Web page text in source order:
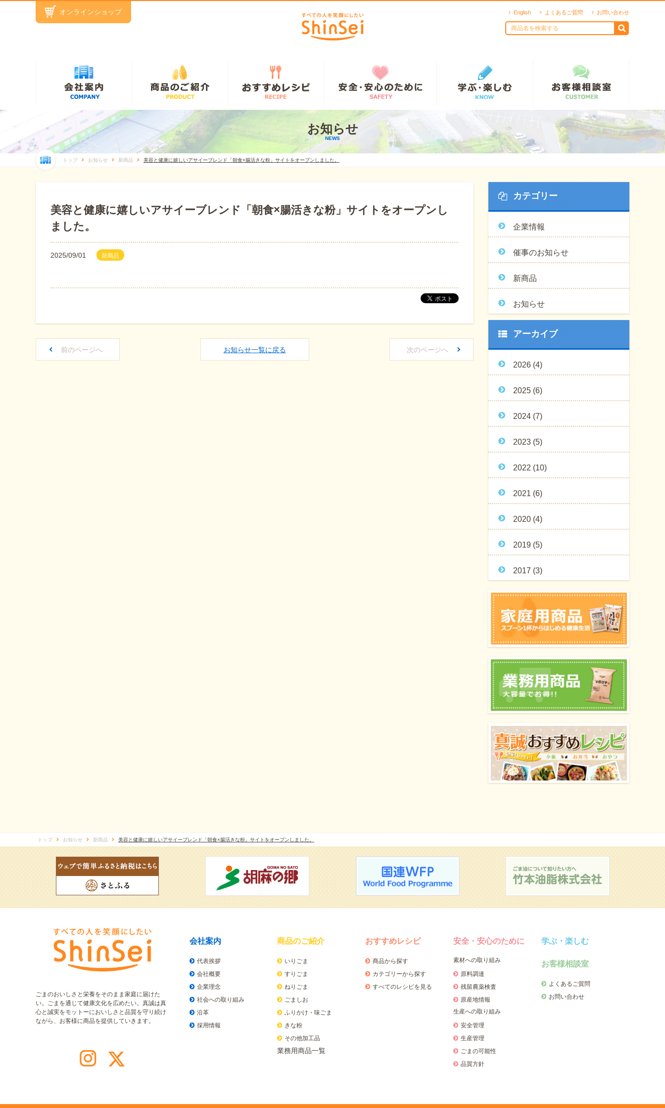
お問い合わせ
よくあるご質問
English
オンラインショップ
お知らせ
NEWS
トップ お知らせ 新商品 美容と健康に嬉しいアサイーブレンド「朝食×腸活きな粉」サイトをオープンしました。
美容と健康に嬉しいアサイーブレンド「朝食×腸活きな粉」サイトをオープンし
ました。
2025/09/01 新商品
前のページへ お知らせ一覧に戻る 次のページへ
カテゴリー
企業情報
催事のお知らせ
新商品
お知らせ
アーカイブ
2026 (4)
2025 (6)
2024 (7)
2023 (5)
2022 (10)
2021 (6)
2020 (4)
2019 (5)
2017 (3)
トップ お知らせ 新商品 美容と健康に嬉しいアサイーブレンド「朝食×腸活きな粉」サイトをオープンしました。
ごまのおいしさと栄養をそのまま家庭に届けた
い。ごまを通じて健康文化を広めたい。真誠は真
心と誠実をモットーにおいしさと品質を守り続け
ながら、お客様に商品を提供していきます。
会社案内
代表挨拶
会社概要
企業理念
社会への取り組み
沿革
採用情報
商品のご紹介
いりごま
すりごま
ねりごま
ごましお
ふりかけ・味ごま
きな粉
その他加工品
業務用商品一覧
おすすめレシピ
商品から探す
カテゴリーから探す
すべてのレシピを見る
安全・安心のために
素材への取り組み
原料調達
残留農薬検査
原産地情報
生産への取り組み
安全管理
生産管理
ごまの可能性
品質方針
学ぶ・楽しむ
お客様相談室
よくあるご質問
お問い合わせ